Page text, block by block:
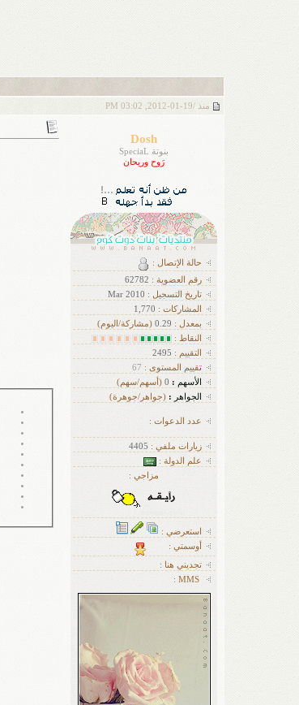
منذ /19-01-2012, 03:02 PM
Dosh
بنوتة SpeciaL
رَوح وريحان
حالة الإتصال :
رقم العضوية : 62782
تاريخ التسجيل : Mar 2010
المشاركات : 1,770
بمعدل : 0.29 (مشاركة/اليوم)
النقاط :
التقييم : 2495
تقييم المستوى : 67
الأسهم :
0 (أسهم/سهم)
الجواهر :(جواهر/جوهرة)
عدد الدعوات :
زيارات ملفي : 4405
علم الدولة :
مزاجي :
استعرضي :
أوسمتي :
تجديني هنا :
MMS :